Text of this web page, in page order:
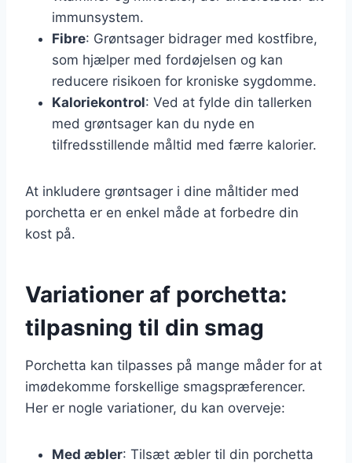
immunsystem.
Fibre: Grøntsager bidrager med kostfibre,
som hjælper med fordøjelsen og kan
reducere risikoen for kroniske sygdomme.
Kaloriekontrol: Ved at fylde din tallerken
med grøntsager kan du nyde en
tilfredsstillende måltid med færre kalorier.
At inkludere grøntsager i dine måltider med
porchetta er en enkel måde at forbedre din
kost på.
Variationer af porchetta:
tilpasning til din smag
Porchetta kan tilpasses på mange måder for at
imødekomme forskellige smagspræferencer.
Her er nogle variationer, du kan overveje:
Med æbler: Tilsæt æbler til din porchetta